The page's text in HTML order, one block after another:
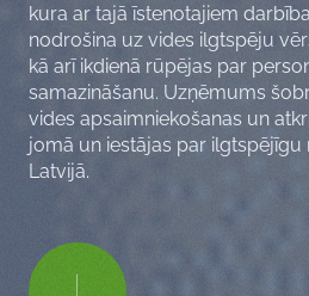
kura ar tajā īstenotajiem
nodrošina uz vides ilgtspēju
kā arī ikdienā rūpējas par
samazināšanu. Uzņēmums
vides apsaimniekošanas un
jomā un iestājas par ilgtspējīgu
Latvijā.